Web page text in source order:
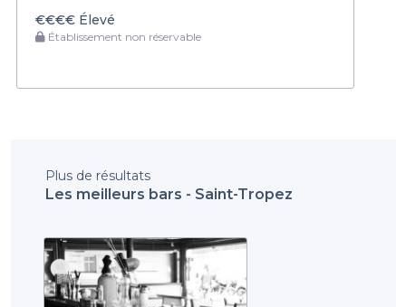
€€€€ Élevé
Établissement non réservable
Plus de résultats
Les meilleurs bars - Saint-Tropez